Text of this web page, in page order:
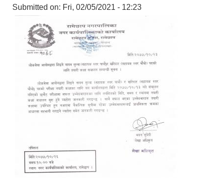
Submitted on: Fri, 02/05/2021 - 12:23